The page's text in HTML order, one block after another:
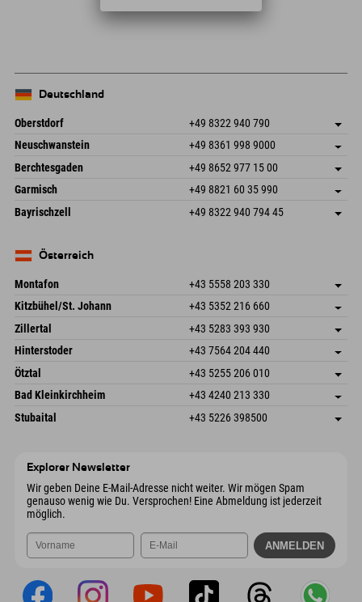
Deutschland
Oberstdorf +49 8322 940 790
An der Breitach 3
Deutschland
Adresse speichern
Buchen
Neuschwanstein +49 8361 998 9000
An der Riese 45
87484 Nesselwang im Allgäu
Deutschland
Adresse speichern
Anreiseinfos
Buchen
Berchtesgaden +49 8652 977 15 00
Hofreitstr. 7
Deutschland
Adresse speichern
Buchen
Garmisch +49 8821 60 35 990
Frickenstraße 22
82490 Farchant
Adresse speichern
Anreiseinfos
Bayrischzell +49 8322 940 794 45
Deutschland
Österreich
Montafon +43 5558 203 330
Dorfstr. 127b
6793 Gaschurn/Montafon
Österreich
Adresse speichern
Buchen
Kitzbühel/St. Johann +43 5352 216 660
Speckbacherstraße 87
6380 St. Johann in Tirol
Österreich
Adresse speichern
Anreiseinfos
Buchen
Zillertal +43 5283 393 930
Schmiedau 2
Österreich
Adresse speichern
Buchen
Hinterstoder +43 7564 204 440
Freizeitpark 10
4573 Hinterstoder
Österreich
Adresse speichern
Anreiseinfos
Buchen
Ötztal +43 5255 206 010
Gscheat 14
Österreich
Adresse speichern
Buchen
Bad Kleinkirchheim +43 4240 213 330
Dorfstraße 24
9546 Bad Kleinkirchheim
Adresse speichern
Anreiseinfos
Stubaital +43 5226 398500
Explorer Newsletter
Wir geben Deine E-Mail-Adresse nicht weiter. Wir mögen Spam
genauso wenig wie Du. Versprochen! Eine Abmeldung ist jederzeit
möglich.